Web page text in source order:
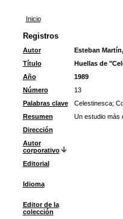
Inicio
Registros
Autor
Esteban
Título
Huellas de
Año
1989
Número
13
Palabras clave
Celestinesca;
Resumen
Un estudio más
Dirección
Autor
corporativo
Editorial
Idioma
Editor de la
colección